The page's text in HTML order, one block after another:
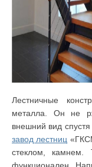
Лестничные
металла. Он не
внешний вид
завод лестниц
стеклом, камнем.